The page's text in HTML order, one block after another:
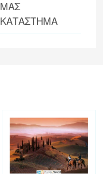
ΜΑΣ
ΚΑΤΑΣΤΗΜΑ